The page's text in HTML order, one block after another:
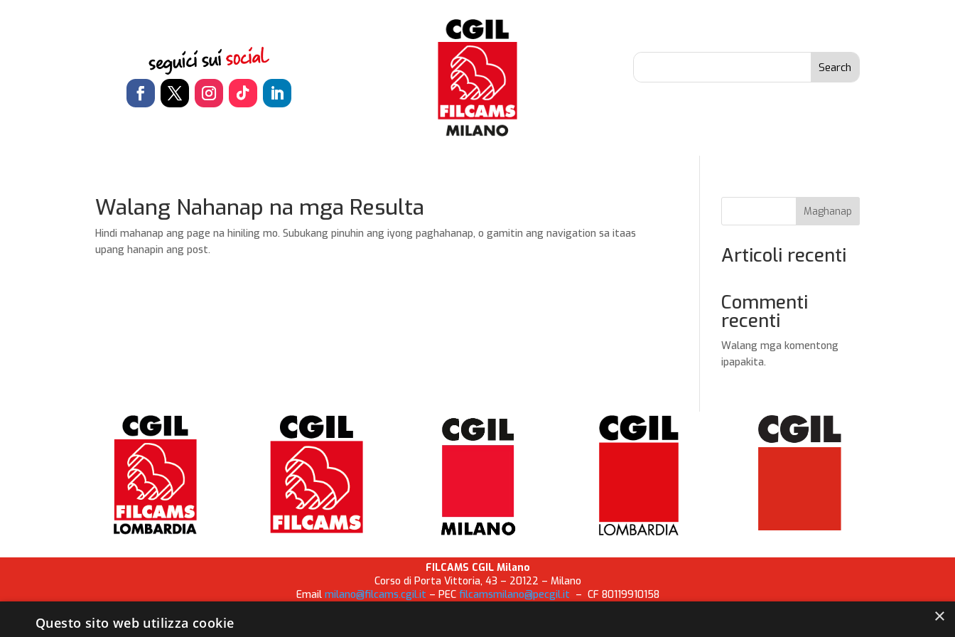
Walang Nahanap na mga Resulta
Hindi mahanap ang page na hiniling mo. Subukang pinuhin ang iyong paghahanap, o gamitin ang navigation sa itaas
upang hanapin ang post.
Maghanap
Articoli recenti
Commenti
recenti
Walang mga komentong
ipapakita.
FILCAMS CGIL Milano
Corso di Porta Vittoria, 43 – 20122 – Milano
Email milano@filcams.cgil.it – PEC filcamsmilano@pecgil.it – CF 80119910158
×
Questo sito web utilizza cookie